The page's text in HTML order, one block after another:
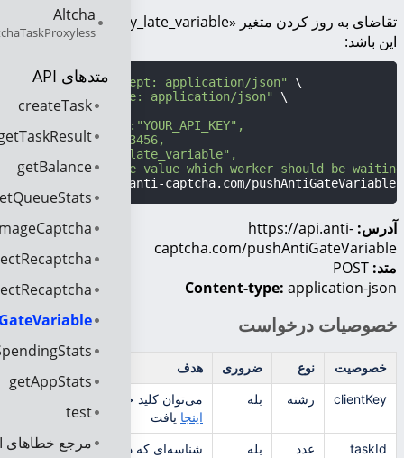
Altcha
متدهای API
createTask
getBalance
getAppStats
test
مرجع خطاهای API
تقاضای به روز کردن متغیر «my_late_variable» هم باید شبیه به
این باشد:
curl -i -H "Accept: application/json"
\
"Content-Type: application/json"
\
-X POST -d
    "clientKey":"YOUR_API_KEY",
    "taskId":123456,
    "name":"my_late_variable",
"value":"The value which worker should be
https://api.anti-captcha.com/pushAntiGateVariable
آدرس: https://api.anti-
captcha.com/pushAntiGateVariable
متد:
Content-type: application-json
خصوصیات درخواست
خصوصیت نوع ضروری هدف
clientKey رشته بله
می‌توان کلید حساب مشتری را در
اینجا یافت
taskId
عدد
بله شناسه‌ای که در متدcreateTaskبه